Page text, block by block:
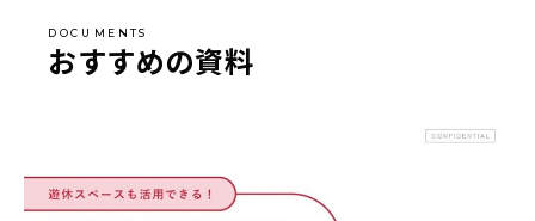
おすすめの資料